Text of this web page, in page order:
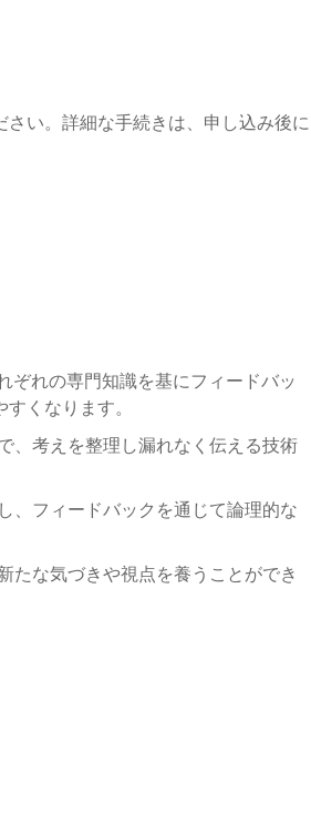
い。詳細な手続きは、申し込み後に
ぞれの専門知識を基にフィードバッ
くなります。
、考えを整理し漏れなく伝える技術
、フィードバックを通じて論理的な
たな気づきや視点を養うことができ